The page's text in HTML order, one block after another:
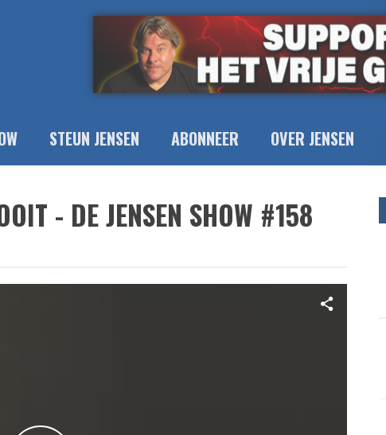
STEUN JENSEN ABONNEER OVER JENSEN
- DE JENSEN SHOW #158